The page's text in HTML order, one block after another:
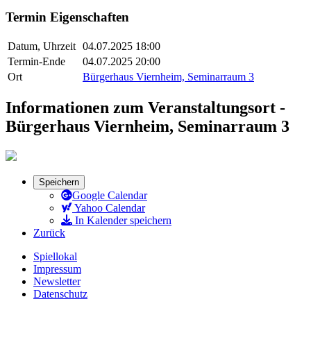
Termin Eigenschaften
Datum, Uhrzeit 04.07.2025 18:00
Termin-Ende
04.07.2025 20:00
Ort
Bürgerhaus Viernheim, Seminarraum 3
Informationen zum Veranstaltungsort -
Bürgerhaus Viernheim, Seminarraum 3
Speichern
Google Calendar
Yahoo Calendar
In Kalender speichern
Zurück
Spiellokal
Impressum
Newsletter
Datenschutz